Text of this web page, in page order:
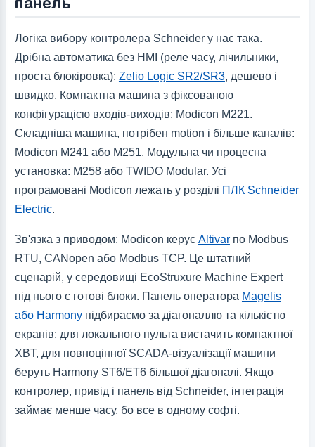
Логіка вибору контролера Schneider у нас така.
Дрібна автоматика без HMI (реле часу, лічильники,
проста блокіровка): Zelio Logic SR2/SR3, дешево і
швидко. Компактна машина з фіксованою
конфігурацією входів-виходів: Modicon M221.
Складніша машина, потрібен motion і більше каналів:
Modicon M241 або M251. Модульна чи процесна
установка: M258 або TWIDO Modular. Усі
програмовані Modicon лежать у розділі ПЛК Schneider
Electric.
Зв'язка з приводом: Modicon керує Altivarпо Modbus
RTU, CANopen або Modbus TCP. Це штатний
сценарій, у середовищі EcoStruxure Machine Expert
під нього є готові блоки. Панель оператора Magelis
або Harmonyпідбираємо за діагоналлю та кількістю
екранів: для локального пульта вистачить компактної
XBT, для повноцінної SCADA-візуалізації машини
беруть Harmony ST6/ET6 більшої діагоналі. Якщо
контролер, привід і панель від Schneider, інтеграція
займає менше часу, бо все в одному софті.